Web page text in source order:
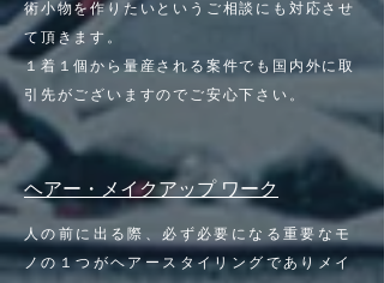
術小物を作りたいというご相談にも対応させ
て頂きます。
１着１個から量産される案件でも国内外に取
引先がございますのでご安心下さい。
ヘアー・メイクアップ ワーク
人の前に出る際、必ず必要になる重要なモ
ノの１つがヘアースタイリングでありメイ